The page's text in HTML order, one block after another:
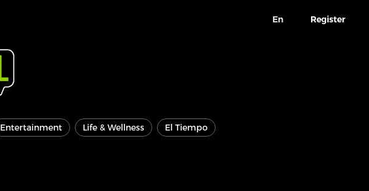
En Register
Entertainment Life & Wellness El Tiempo